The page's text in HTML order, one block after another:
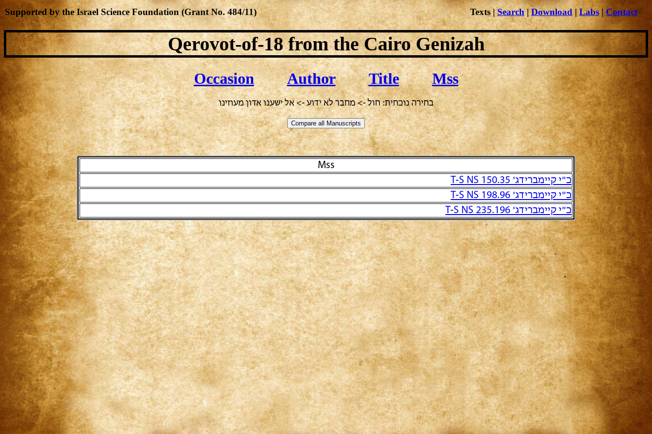
Qerovot-of-18from the Cairo Genizah
Occasion Author Title Mss
בחירה נוכחית: חול -> מחבר לא ידוע -> אל ישענו אדון מעוזינו
Mss
כ"י קיימברידג' T-S NS 150.35
כ"י קיימברידג' T-S NS 198.96
כ"י קיימברידג' T-S NS 235.196
Texts|Search|Download|Labs | Contact
Supported by the Israel Science Foundation (Grant No. 484/11)